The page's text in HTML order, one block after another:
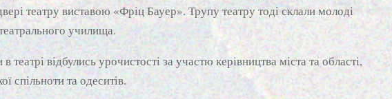
театру виставою «Фріц Бауер». Трупу театру тоді склали молоді
училища.
театрі відбулись урочистості за участю керівництва міста та області,
спільноти та одеситів.